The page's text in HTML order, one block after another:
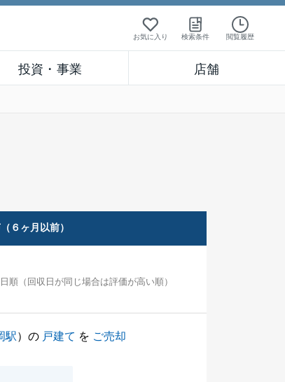
お気に入り 検索条件 閲覧履歴
投資・事業 店舗
６ヶ月以前）
順（回収日が同じ場合は評価が高い順）
駅）の 戸建て を ご売却